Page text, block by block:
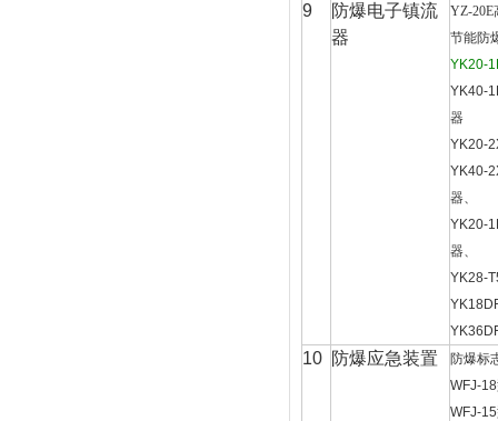
9
防爆电子镇流
器
YZ-20E
节能防
YK20-
YK40-
器
YK20-
YK40-
器、
YK20-
器、
YK28-
10 防爆应急装置
防爆标
WFJ-18
WFJ-15